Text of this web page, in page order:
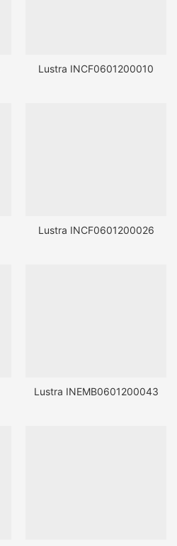
Lustra INCF0601200010
Lustra INCF0601200026
Lustra INEMB0601200043